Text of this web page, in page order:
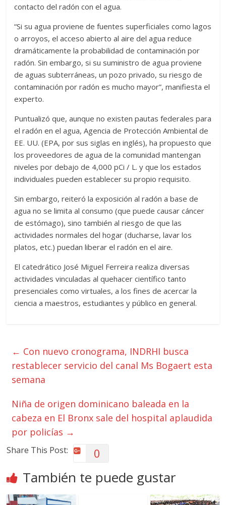
contacto del radón con el agua.
“Si su agua proviene de fuentes superficiales como lagos
o arroyos, el acceso abierto al aire del agua reduce
dramáticamente la probabilidad de contaminación por
radón. Sin embargo, si su suministro de agua proviene
de aguas subterráneas, un pozo privado, su riesgo de
contaminación por radón es mucho mayor”, manifiesta el
experto.
Puntualizó que, aunque no existen pautas federales para
el radón en el agua, Agencia de Protección Ambiental de
EE. UU. (EPA, por sus siglas en inglés), ha propuesto que
los proveedores de agua de la comunidad mantengan
niveles por debajo de 4,000 pCi / L. y que los estados
individuales pueden establecer su propio requisito.
Sin embargo, reiteró la exposición al radón a base de
agua no se limita al consumo (que puede causar cáncer
de estómago), sino también al riesgo de que las
actividades normales del hogar (ducharse, lavar los
platos, etc.) puedan liberar el radón en el aire.
El catedrático José Miguel Ferreira realiza diversas
actividades vinculadas al quehacer científico tanto
presenciales como virtuales, a los fines de acercar la
ciencia a maestros, estudiantes y público en general.
← Con nuevo cronograma, INDRHI busca
restablecer servicio del canal Ms Bogaert esta
semana
Niña de origen dominicano baleada en la
cabeza en El Bronx sale del hospital aplaudida
por policías →
Share This Post: 0
También te puede gustar